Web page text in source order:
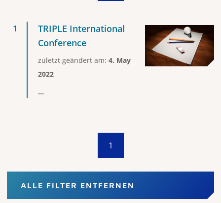
TRIPLE International
Conference
zuletzt geändert am: 4. May
2022
...
1
ALLE FILTER ENTFERNEN